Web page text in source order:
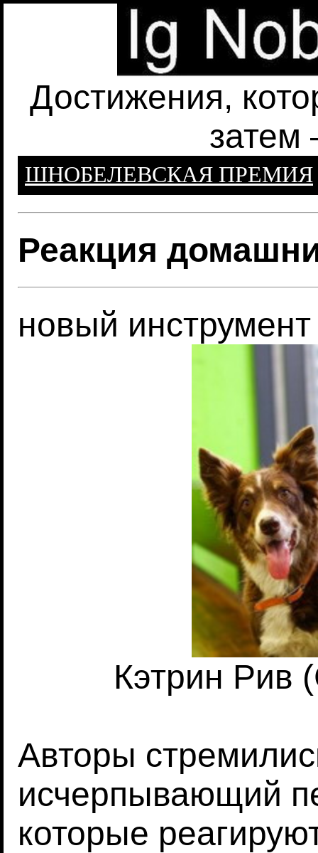
Достижения,
затем
ШНОБЕЛЕВСКАЯ ПРЕМИЯ
Реакция
новый
Кэтрин Рив
Авторы
исчерпывающий
которые